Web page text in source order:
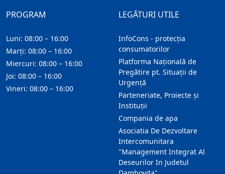
LEGĂTURI UTILE
InfoCons - protecția
consumatorilor
Platforma Națională de
Pregătire pt. Situații de
Urgență
Parteneriate, Proiecte și
Instituții
Compania de apa
Asociatia De Dezvoltare
Intercomunitara
"Management Integrat Al
Deseurilor In Judetul
PROGRAM
Luni: 08:00 – 16:00
Marți: 08:00 – 16:00
Miercuri: 08:00 – 16:00
Joi: 08:00 – 16:00
Vineri: 08:00 – 16:00